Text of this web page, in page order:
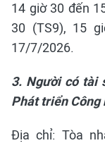
14 giờ 30 đến
30 (TS9), 15
17/7/2026.
3. Người có tài
Phát triển Công
Địa chỉ: Tòa